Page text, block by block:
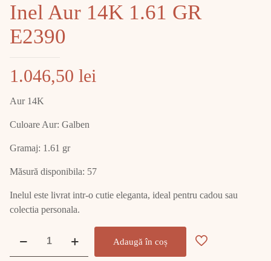
Inel Aur 14K 1.61 GR
E2390
1.046,50 lei
Aur 14K
Culoare Aur: Galben
Gramaj: 1.61 gr
Măsură disponibila: 57
Inelul este livrat intr-o cutie eleganta, ideal pentru cadou sau
colectia personala.
Adaugă în coș